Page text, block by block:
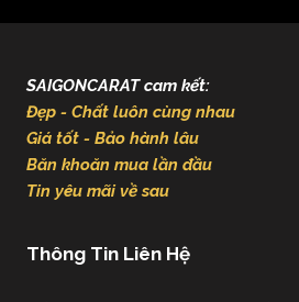
SAIGONCARAT cam kết:
Đẹp - Chất luôn cùng nhau
Giá tốt - Bảo hành lâu
Băn khoăn mua lần đầu
Tin yêu mãi về sau
Thông Tin Liên Hệ